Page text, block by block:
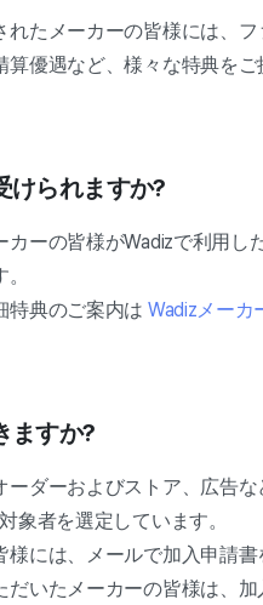
れたメーカーの皆様には、
算優遇など、様々な特典を
けられますか?
カーの皆様がWadizで利用
特典のご案内は Wadizメーカ
ますか?
ーダーおよびストア、広告
象者を選定しています。
には、メールで加入申請書
だいたメーカーの皆様は、